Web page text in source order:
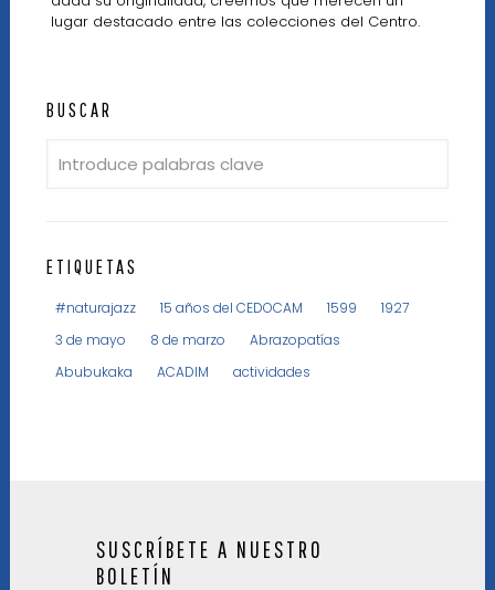
lugar destacado entre las colecciones del Centro.
BUSCAR
ETIQUETAS
#naturajazz 15 años del CEDOCAM 1599
1927
3 de mayo
8 de marzo
Abrazopatías
Abubukaka
ACADIM actividades
SUSCRÍBETE A NUESTRO
BOLETÍN